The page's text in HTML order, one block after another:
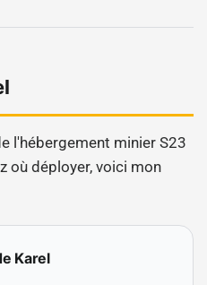
l'hébergement minier S23
où déployer, voici mon
Karel